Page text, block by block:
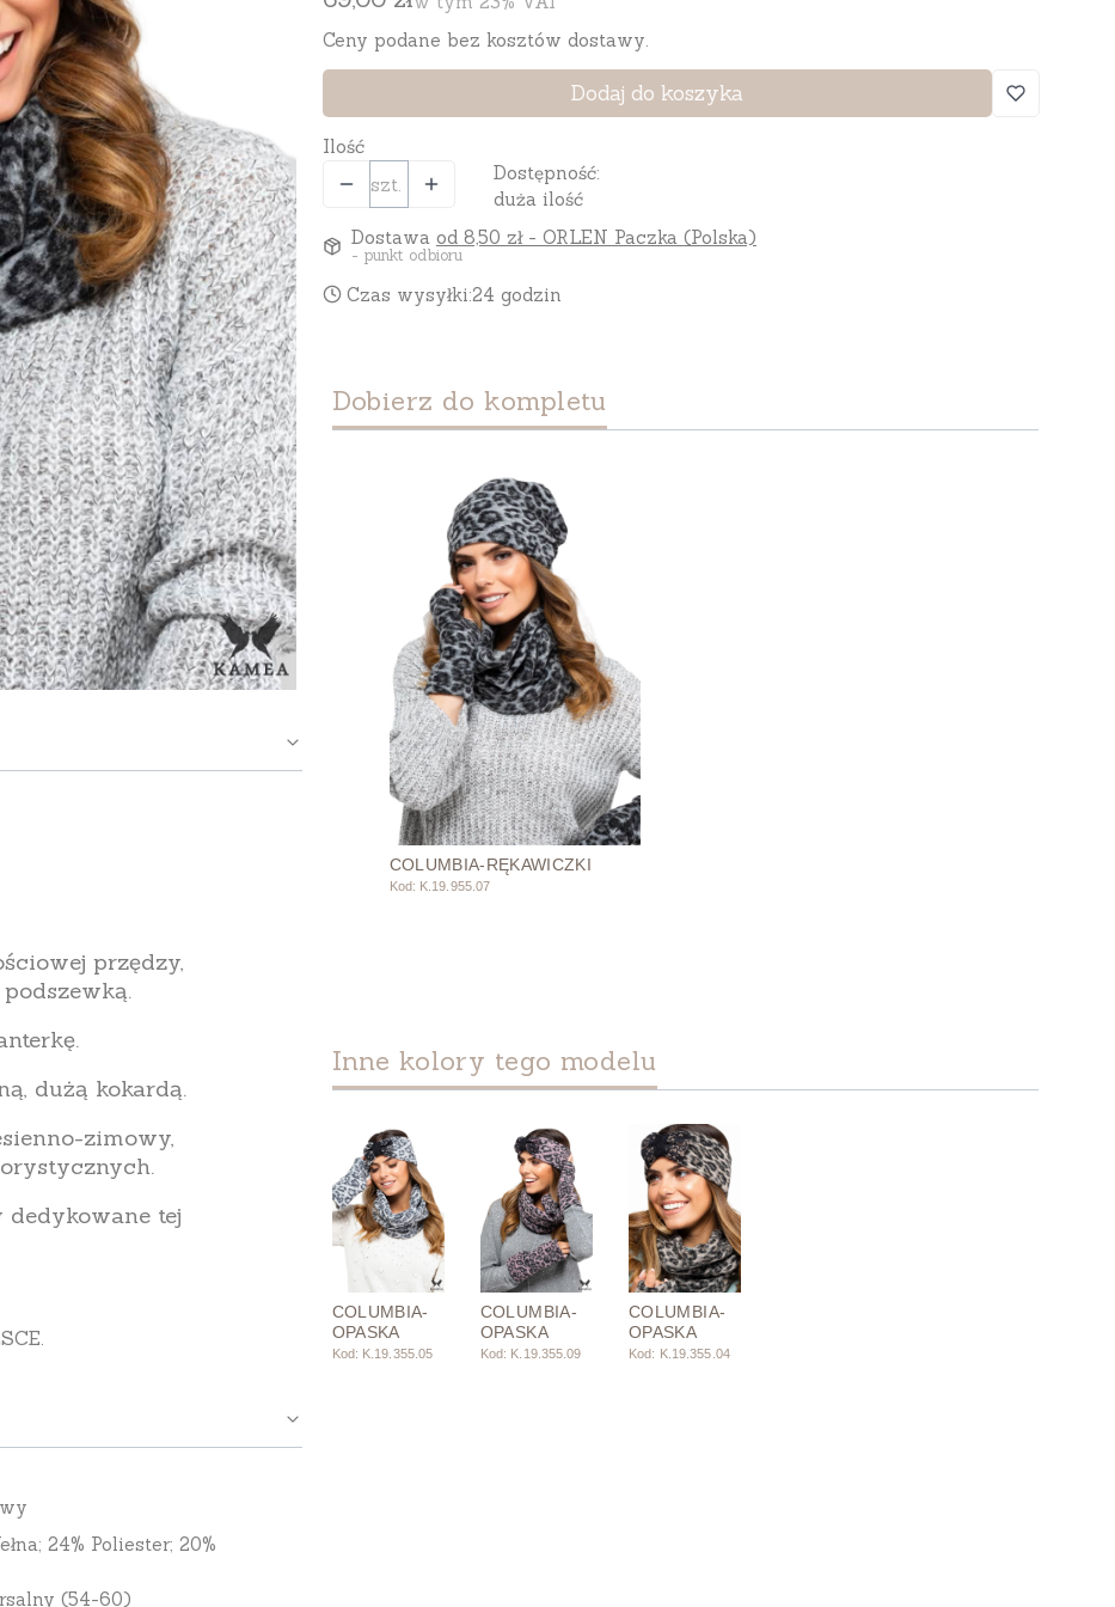
przędzy,
dużą kokardą.
zimowy,
tej
24% Poliester; 20%
(54-60)
Ceny podane bez kosztów dostawy.
Dodaj do koszyka
Ilość
szt.
Dostępność:
duża ilość
Dostawa od 8,50 zł - ORLEN Paczka (Polska)
- punkt odbioru
Czas wysyłki:24 godzin
Dobierz do kompletu
COLUMBIA-RĘKAWICZKI
Kod: K.19.955.07
Inne kolory tego modelu
COLUMBIA-
OPASKA
Kod: K.19.355.05
COLUMBIA-
OPASKA
Kod: K.19.355.09
COLUMBIA-
OPASKA
Kod: K.19.355.04